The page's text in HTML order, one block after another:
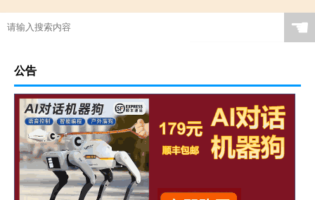
☚
公告